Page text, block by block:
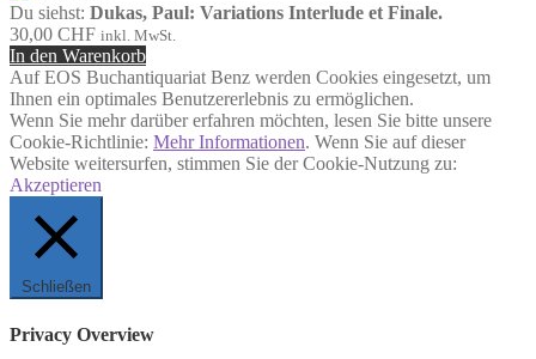
Du siehst: Dukas, Paul: Variations Interlude et Finale.
30,00 CHF inkl. MwSt.
In den Warenkorb
Auf EOS Buchantiquariat Benz werden Cookies eingesetzt, um
Ihnen ein optimales Benutzererlebnis zu ermöglichen.
Wenn Sie mehr darüber erfahren möchten, lesen Sie bitte unsere
Cookie-Richtlinie: Mehr Informationen. Wenn Sie auf dieser
Website weitersurfen, stimmen Sie der Cookie-Nutzung zu:
Akzeptieren
Schließen
Privacy Overview